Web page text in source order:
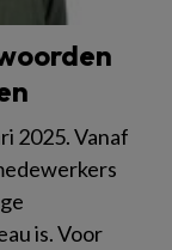
2025. Vanaf
is. Voor